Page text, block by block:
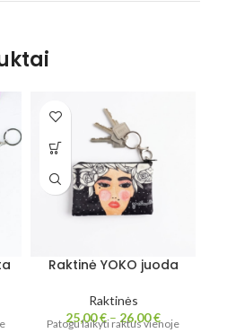
Raktinė YOKO juoda
Raktinės
25,00€– 26,00€
Patogu laikyti raktus vienoje